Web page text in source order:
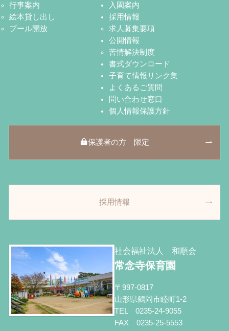
行事案内
絵本貸し出し
プール開放
入園案内
採用情報
求人募集要項
公開情報
苦情解決制度
書式ダウンロード
子育て情報リンク集
よくあるご質問
問い合わせ窓口
個人情報保護方針
保護者の方 限定
採用情報
社会福祉法人 和順会
常念寺保育園
〒997-0817
山形県鶴岡市睦町1-2
TEL 0235-24-9055
FAX 0235-25-5553